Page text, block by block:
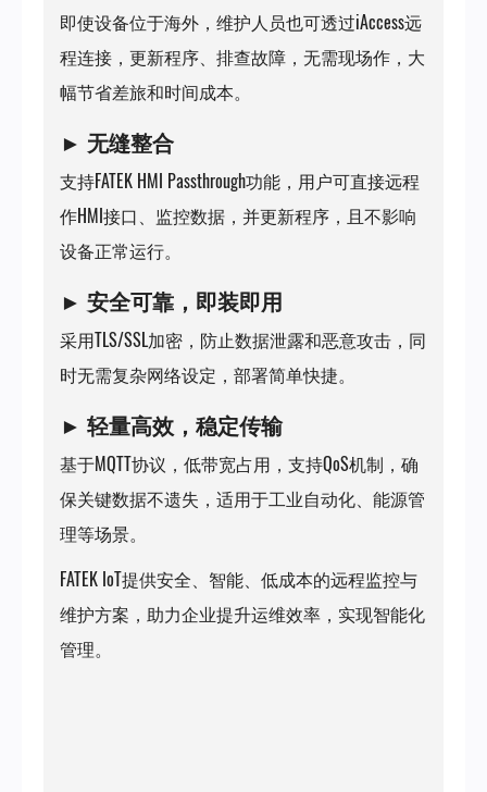
即使设备位于海外，维护人员也可透过iAccess远
程连接，更新程序、排查故障，无需现场作，大
幅节省差旅和时间成本。
► 无缝整合
支持FATEK HMI Passthrough功能，用户可直接远程
作HMI接口、监控数据，并更新程序，且不影响
设备正常运行。
► 安全可靠，即装即用
采用TLS/SSL加密，防止数据泄露和恶意攻击，同
时无需复杂网络设定，部署简单快捷。
► 轻量高效，稳定传输
基于MQTT协议，低带宽占用，支持QoS机制，确
保关键数据不遗失，适用于工业自动化、能源管
理等场景。
FATEK IoT提供安全、智能、低成本的远程监控与
维护方案，助力企业提升运维效率，实现智能化
管理。